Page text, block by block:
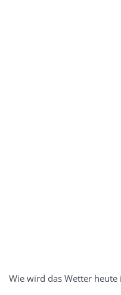
Wie wird das Wetter heute